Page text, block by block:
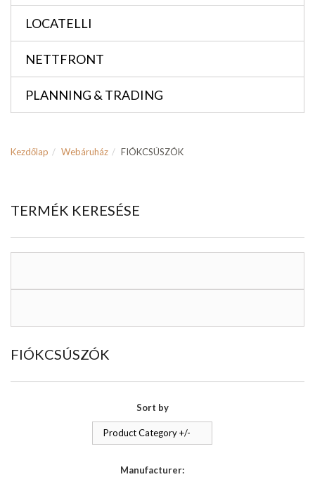
LOCATELLI
NETTFRONT
PLANNING & TRADING
Kezdőlap Webáruház FIÓKCSÚSZÓK
TERMÉK KERESÉSE
FIÓKCSÚSZÓK
Sort by
Product Category +/-
Manufacturer: